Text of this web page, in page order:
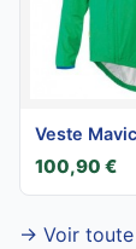
Veste
100,90 €
→ Voir toute